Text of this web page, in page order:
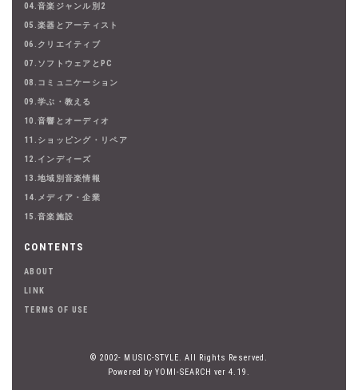
04.音楽ジャンル別2
05.楽器とアーティスト
06.クリエイティブ
07.ソフトウェアとPC
08.コミュニケーション
09.学ぶ・教える
10.音響とオーディオ
11.ショッピング・リペア
12.インディーズ
13.地域別音楽情報
14.メディア・企業
15.音楽施設
CONTENTS
ABOUT
LINK
TERMS OF USE
© 2002- MUSIC-STYLE. All Rights Reserved.
Powered by YOMI-SEARCH ver 4.19.